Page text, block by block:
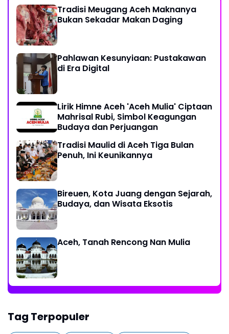
Tradisi Meugang Aceh Maknanya
Bukan Sekadar Makan Daging
Pahlawan Kesunyiaan: Pustakawan
di Era Digital
Lirik Himne Aceh 'Aceh Mulia' Ciptaan
Mahrisal Rubi, Simbol Keagungan
Budaya dan Perjuangan
Tradisi Maulid di Aceh Tiga Bulan
Penuh, Ini Keunikannya
Bireuen, Kota Juang dengan Sejarah,
Budaya, dan Wisata Eksotis
Aceh, Tanah Rencong Nan Mulia
Tag Terpopuler